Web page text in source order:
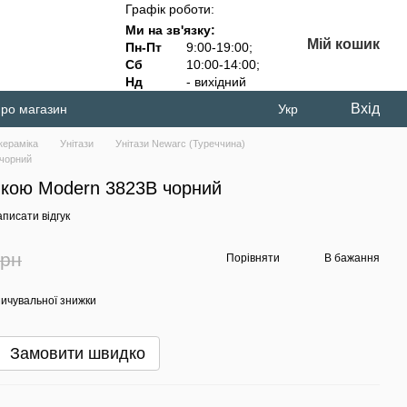
Графік роботи:
Ми на зв'язку:
Пн-Пт
9:00-19:00;
Сб
10:00-14:00;
Нд
- вихідний
Мій кошик
магазин
Укр Вхід
Унітази
Унітази Newarc (Туреччина)
Modern 3823B чорний
відгук
Порівняти В бажання
знижки
Замовити швидко